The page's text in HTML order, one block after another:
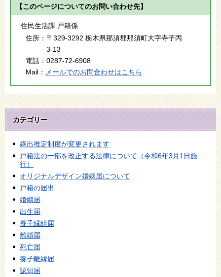
【このページについてのお問い合わせ先】
住民生活課 戸籍係
住所： 〒329-3292 栃木県那須郡那須町大字寺子丙
3-13
電話： 0287-72-6908
Mail： メールでのお問合わせはこちら
カテゴリー
嫡出推定制度が変更されます
戸籍法の一部を改正する法律について（令和6年3月1日施
行）
オリジナルデザイン婚姻届について
戸籍の届出
婚姻届
出生届
養子縁組届
離婚届
死亡届
養子離縁届
認知届